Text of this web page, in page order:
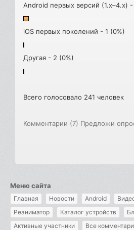
Android первых версий (1.x–4.x) -
iOS первых поколений - 1 (0%)
Другая - 2 (0%)
Всего голосовало 241 человек
Комментарии (7) Предложи
Меню сайта
Главная Новости Android
Реаниматор
Каталог устройств
Активные участники
Все